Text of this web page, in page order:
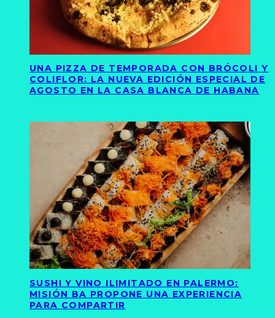
UNA PIZZA DE TEMPORADA CON BRÓCOLI Y
COLIFLOR: LA NUEVA EDICIÓN ESPECIAL DE
AGOSTO EN LA CASA BLANCA DE HABANA
SUSHI Y VINO ILIMITADO EN PALERMO:
MISIÓN BA PROPONE UNA EXPERIENCIA
PARA COMPARTIR